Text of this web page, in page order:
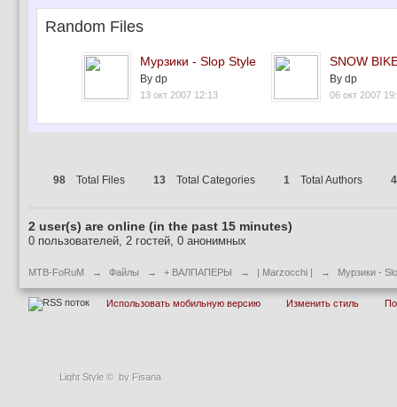
Light Style © by Fisana
Random Files
Мурзики - Slop Style
By dp
13 окт 2007 12:13
SNOW
By dp
06 окт 2007
98 Total Files 13 Total Categories 1 Total Authors
2 user(s) are online (in the past 15 minutes)
0 пользователей, 2 гостей, 0 анонимных
MTB-FoRuM → Файлы → + ВАЛПАПЕРЫ → | Marzocchi | → Мурзики -
Использовать мобильную версию Изменить стиль